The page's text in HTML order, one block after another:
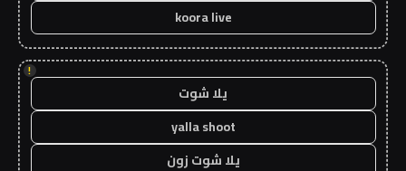
koora live
!
يلا شوت
yalla shoot
يلا شوت زون